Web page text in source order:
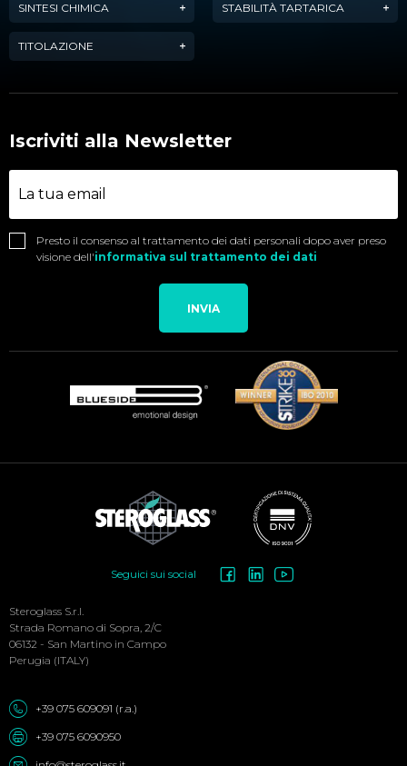
SINTESI CHIMICA STABILITÀ TARTARICA
TITOLAZIONE
Iscriviti alla Newsletter
Presto il consenso al trattamento dei dati personali dopo aver preso
visione dell'informativa sul trattamento dei dati
INVIA
Menu
Seguici sui social
Steroglass S.r.l.
Strada Romano di Sopra, 2/C
06132 - San Martino in Campo
Perugia (ITALY)
+39 075 609091 (r.a.)
+39 075 6090950